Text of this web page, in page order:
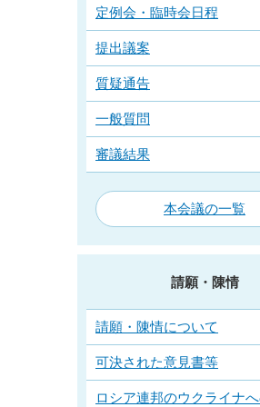
定例会・臨時会日程
提出議案
質疑通告
一般質問
審議結果
本会議の一覧
請願・陳情
請願・陳情について
可決された意見書等
ロシア連邦のウクライナ